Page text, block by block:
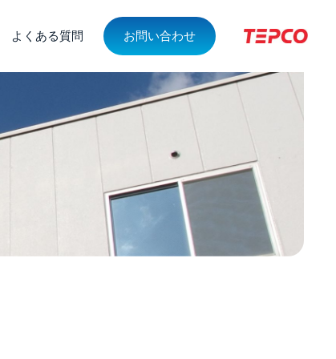
よくある質問 お問い合わせ